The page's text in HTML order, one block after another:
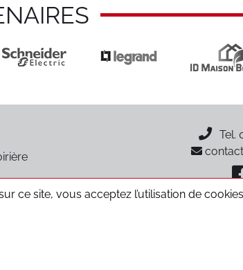
Tel.
ce site, vous acceptez l’utilisation de